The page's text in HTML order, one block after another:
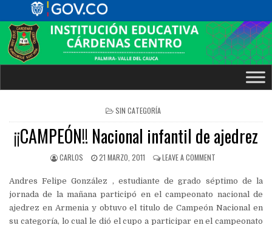
POSTED
IN
SIN CATEGORÍA
¡¡CAMPEÓN!! Nacional infantil de ajedrez
CARLOS 21 MARZO, 2011 LEAVE A COMMENT
Andres Felipe González , estudiante de grado séptimo de la
jornada de la mañana participó en el campeonato nacional de
ajedrez en Armenia y obtuvo el titulo de Campeón Nacional en
su categoría, lo cual le dió el cupo a participar en el campeonato